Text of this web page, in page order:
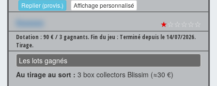
Replier (provis.) Affichage personnalisé
Xxxxxxx ★☆☆☆☆☆
Dotation : 90 € / 3 gagnants. Fin du jeu : Terminé depuis le 14/07/2026.
Tirage.
Les lots gagnés
Au tirage au sort : 3 box collectors Blissim (≈30 €)